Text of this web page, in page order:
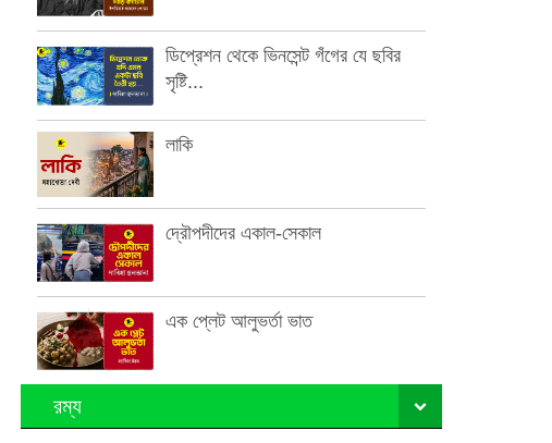
ডিপ্রেশন থেকে ভিনসেন্ট গঁগের যে ছবির
সৃষ্টি...
লাকি
দ্রৌপদীদের একাল-সেকাল
এক প্লেট আলুভর্তা ভাত
রম্য